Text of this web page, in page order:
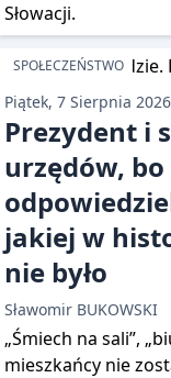
Słowacji.
SPOŁECZEŃSTWO
Piątek, 7 Sierpnia 2026
Prezydent i
urzędów, bo
jakiej w
nie było
Sławomir BUKOWSKI
„Śmiech na sali”,
mieszkańcy nie